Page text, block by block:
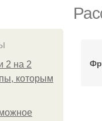
2 на 2
которым